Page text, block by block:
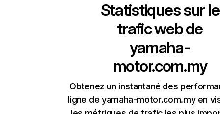
Statistiques sur le
trafic web de
yamaha-
motor.com.my
Obtenez un instantané des
ligne de yamaha-motor.com.my en